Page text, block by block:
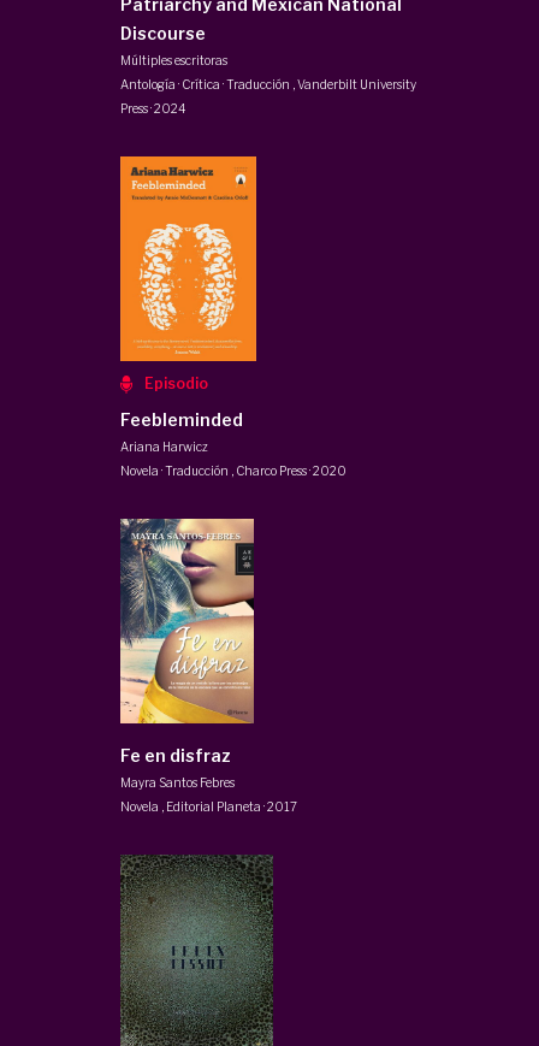
Discourse
Múltiples escritoras
Antología · Crítica · Traducción Vanderbilt University
Press·2024
Episodio
Feebleminded
Ariana Harwicz
Novela · Traducción
Charco Press·2020
Fe en disfraz
Mayra Santos Febres
Novela
Editorial Planeta ·2017